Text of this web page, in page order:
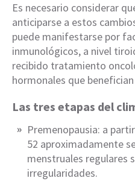
Es necesario considerar
anticiparse a estos
puede manifestarse por
inmunológicos, a nivel
recibido tratamiento
hormonales que
Las tres etapas del
Premenopausia: a
52 aproximadamente
menstruales regulares
irregularidades.